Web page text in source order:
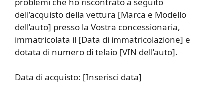
dell’acquisto della vettura [Marca e Modello
dell’auto] presso la Vostra concessionaria,
immatricolata il [Data di immatricolazione] e
dotata di numero di telaio [VIN dell’auto].
Data di acquisto: [Inserisci data]